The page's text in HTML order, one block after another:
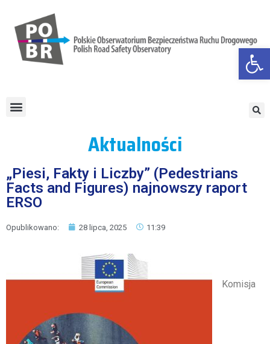
Aktualności
„Piesi, Fakty i Liczby” (Pedestrians
Facts and Figures) najnowszy raport
ERSO
Opublikowano: 28 lipca, 2025 11:39
Komisja